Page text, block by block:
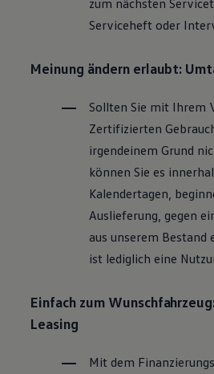
Lifestyle
Elektromobilität
Pannen- und Unfallhilfe
Volkswagen
Serviceheft oder
Meinung ändern erlaubt:
Sollten Sie mit Ihrem
Zertifizierten
irgendeinem Grund
können Sie es
Kalendertagen,
Auslieferung, gegen
aus unserem Bestand
ist lediglich eine
Einfach zum
Leasing
Mit dem